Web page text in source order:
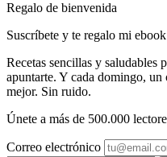
Regalo de bienvenida
Suscríbete y te regalo mi
Recetas sencillas y saludables
apuntarte. Y cada domingo,
mejor. Sin ruido.
Únete a más de 500.000
Correo electrónico